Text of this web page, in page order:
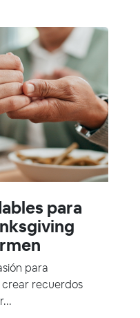
para
para
recuerdos